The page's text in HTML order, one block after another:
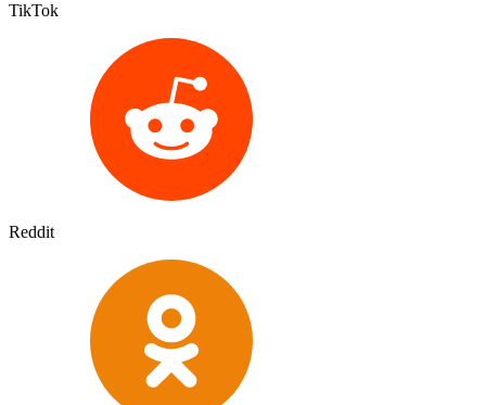
TikTok
Reddit